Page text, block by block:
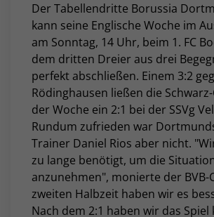
Der Tabellendritte Borussia
kann seine Englische Woche im
am Sonntag, 14 Uhr, beim 1. FC
dem dritten Dreier aus drei
perfekt abschließen. Einem 3:2
Rödinghausen ließen die
der Woche ein 2:1 bei der SSVg
Rundum zufrieden war
Trainer Daniel Rios aber nicht. "
zu lange benötigt, um die
anzunehmen", monierte der BVB-
zweiten Halbzeit haben wir es
Nach dem 2:1 haben wir das